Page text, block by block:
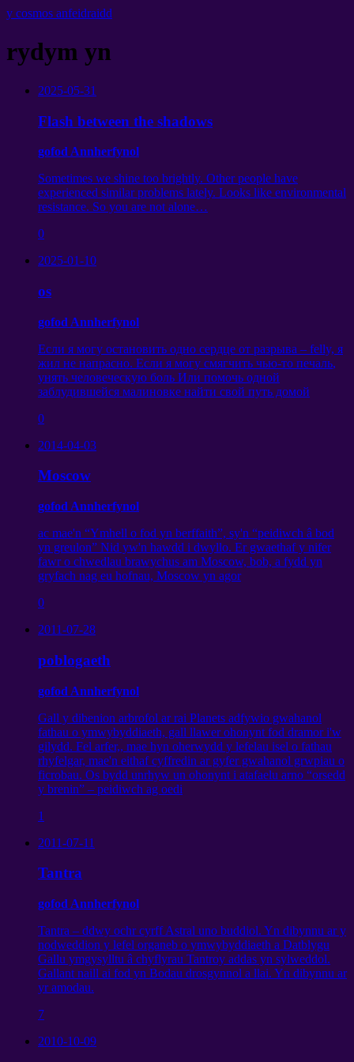
y cosmos anfeidraidd
rydym yn
2025-05-31
Flash between the shadows
gofod Annherfynol
Sometimes we shine too brightly. Other people have
experienced similar problems lately. Looks like environmental
resistance. So you are not alone…
0
2025-01-10
os
gofod Annherfynol
Если я могу остановить одно сердце от разрыва – felly, я
жил не напрасно. Если я могу смягчить чью-то печаль,
унять человеческую боль Или помочь одной
заблудившейся малиновке найти свой путь домой
0
2014-04-03
Moscow
gofod Annherfynol
ac mae'n “Ymhell o fod yn berffaith”, sy'n “peidiwch â bod
yn greulon” Nid yw'n hawdd i dwyllo. Er gwaethaf y nifer
fawr o chwedlau brawychus am Moscow, bob, a fydd yn
gryfach nag eu hofnau, Moscow yn agor
0
2011-07-28
poblogaeth
gofod Annherfynol
Gall y dibenion arbrofol ar rai Planets adfywio gwahanol
fathau o ymwybyddiaeth, gall llawer ohonynt fod dramor i'w
gilydd. Fel arfer,, mae hyn oherwydd y lefelau isel o fathau
rhyfelgar, mae'n eithaf cyffredin ar gyfer gwahanol grwpiau o
ficrobau. Os bydd unrhyw un ohonynt i atafaelu arno “orsedd
y brenin” – peidiwch ag oedi
1
2011-07-11
Tantra
gofod Annherfynol
Tantra – ddwy ochr cyrff Astral uno buddiol. Yn dibynnu ar y
nodweddion y lefel organeb o ymwybyddiaeth a Datblygu
Gallu ymgysylltu â chyflyrau Tantroy addas yn sylweddol.
Gallant naill ai fod yn Bodau drosgynnol a llai. Yn dibynnu ar
yr amodau.
7
2010-10-09